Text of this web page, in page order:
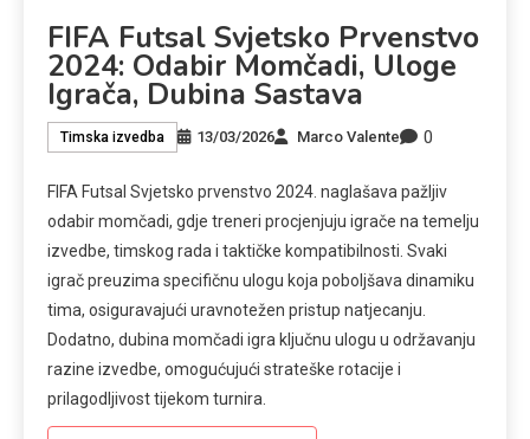
FIFA Futsal Svjetsko Prvenstvo
2024: Odabir Momčadi, Uloge
Igrača, Dubina Sastava
Timska izvedba 13/03/2026 Marco Valente 0
FIFA Futsal Svjetsko prvenstvo 2024. naglašava pažljiv
odabir momčadi, gdje treneri procjenjuju igrače na temelju
izvedbe, timskog rada i taktičke kompatibilnosti. Svaki
igrač preuzima specifičnu ulogu koja poboljšava dinamiku
tima, osiguravajući uravnotežen pristup natjecanju.
Dodatno, dubina momčadi igra ključnu ulogu u održavanju
razine izvedbe, omogućujući strateške rotacije i
prilagodljivost tijekom turnira.